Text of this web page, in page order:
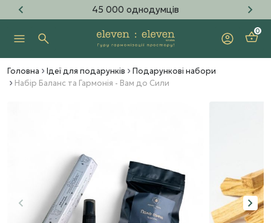
45 000 однодумців
0
Головна Ідеї для подарунків
Подарункові набори
Набір Баланс та Гармонія - Вам до Сили